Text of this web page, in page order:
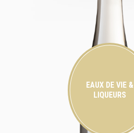
EAUX DE VIE &
LIQUEURS